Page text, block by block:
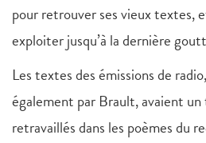
pour retrouver ses vieux textes,
exploiter jusqu’à la dernière
Les textes des émissions de
également par Brault, avaient
retravaillés dans les poèmes du